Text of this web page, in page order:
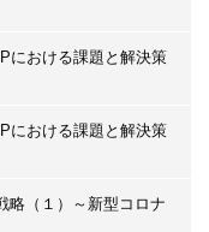
における課題と解決策
における課題と解決策
略（１）～新型コロナ